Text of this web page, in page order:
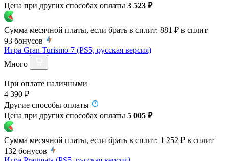
Цена при других способах оплаты 3 523 ₽
Сумма месячной платы, если брать в сплит: 881 ₽ в сплит
93 бонусов
Игра Gran Turismo 7 (PS5, русская версия)
Много
При оплате наличными
4 390 ₽
Другие способы оплаты
Цена при других способах оплаты 5 005 ₽
Сумма месячной платы, если брать в сплит: 1 252 ₽ в сплит
132 бонусов